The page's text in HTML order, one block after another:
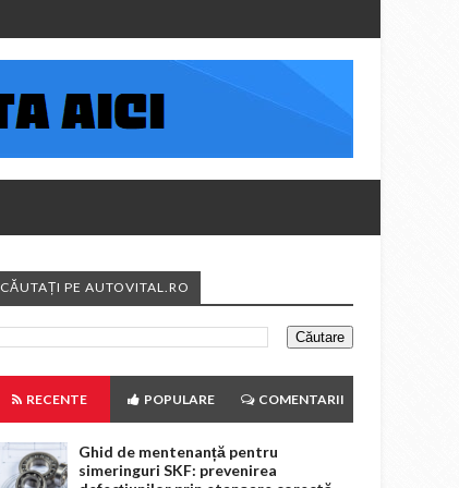
CĂUTAȚI PE AUTOVITAL.RO
RECENTE POPULARE COMENTARII
Ghid de mentenanță pentru
simeringuri SKF: prevenirea